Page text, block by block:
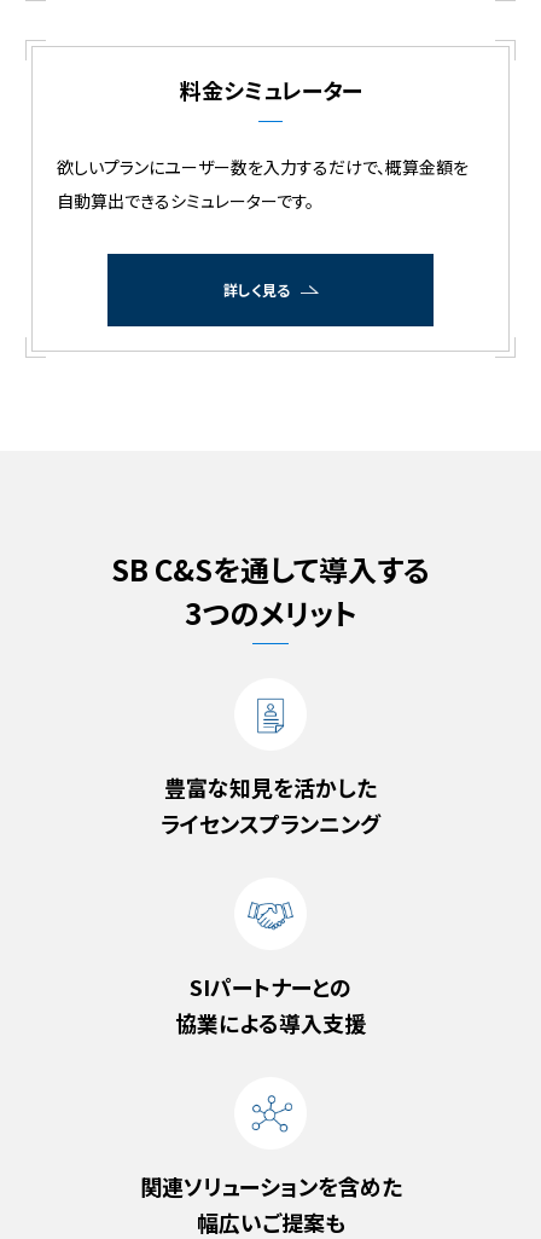
料金シミュレーター
欲しいプランにユーザー数を入力するだけで、概算金額を
自動算出できるシミュレーターです。
詳しく見る
SB C&Sを通して導入する
3つのメリット
豊富な知見を活かした
ライセンスプランニング
SIパートナーとの
協業による導入支援
関連ソリューションを含めた
幅広いご提案も